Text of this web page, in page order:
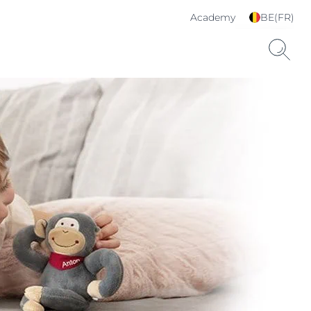
BE(FR)
Choisissez votre langue
& pays
Academy